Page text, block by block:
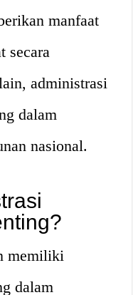
manfaat
secara
administrasi
dalam
nasional.
memiliki
dalam